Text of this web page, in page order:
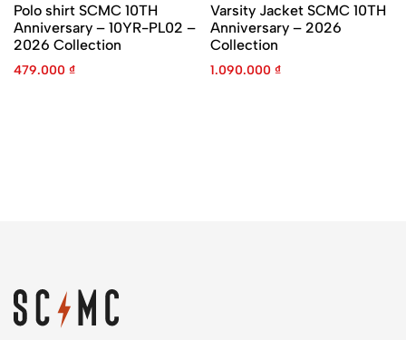
Polo shirt SCMC 10TH
Anniversary – 10YR-PL02 –
2026 Collection
479.000 ₫
Varsity Jacket SCMC 10TH
Anniversary – 2026
Collection
1.090.000 ₫